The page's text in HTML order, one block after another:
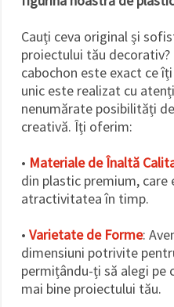
Cauți ceva original și
proiectului tău
cabochon este exact ce
unic este realizat cu
nenumărate posibilități
creativă. Îți oferim:
• Materiale de Înaltă
din plastic premium, care
atractivitatea în timp.
• Varietate de Forme:
dimensiuni potrivite
permițându-ți să alegi pe
mai bine proiectului tău.